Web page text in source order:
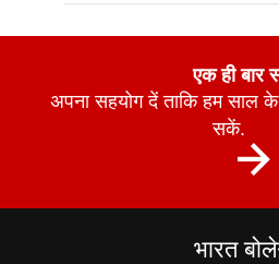
एक ही बार
अपना सहयोग दें ताकि हम साल
सकें.
भारत